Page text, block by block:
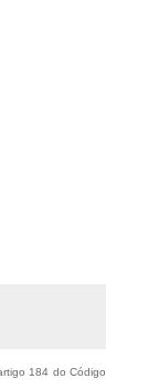
184 do Código